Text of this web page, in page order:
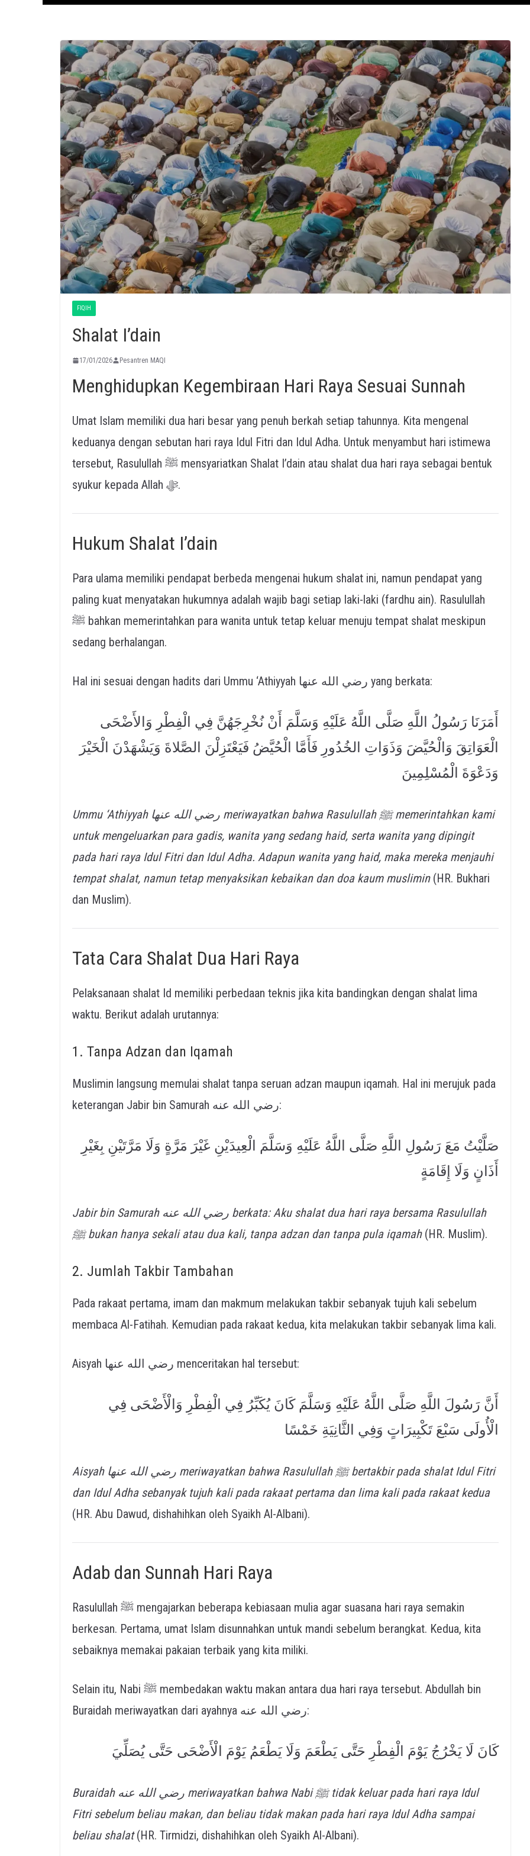
FIQIH
Shalat I’dain
17/01/2026 Pesantren MAQI
Menghidupkan Kegembiraan Hari Raya Sesuai Sunnah
Umat Islam memiliki dua hari besar yang penuh berkah setiap tahunnya. Kita mengenal
keduanya dengan sebutan hari raya Idul Fitri dan Idul Adha. Untuk menyambut hari istimewa
tersebut, Rasulullah ﷺ mensyariatkan Shalat I’dain atau shalat dua hari raya sebagai bentuk
syukur kepada Allah ﷻ.
Hukum Shalat I’dain
Para ulama memiliki pendapat berbeda mengenai hukum shalat ini, namun pendapat yang
paling kuat menyatakan hukumnya adalah wajib bagi setiap laki-laki (fardhu ain). Rasulullah
ﷺ bahkan memerintahkan para wanita untuk tetap keluar menuju tempat shalat meskipun
sedang berhalangan.
Hal ini sesuai dengan hadits dari Ummu ‘Athiyyah رضي الله عنها yang berkata:
أَمَرَنَا رَسُولُ اللَّهِ صَلَّى اللَّهُ عَلَيْهِ وَسَلَّمَ أَنْ نُخْرِجَهُنَّ فِي الْفِطْرِ وَالأَضْحَى
الْعَوَاتِقَ وَالْحُيَّضَ وَذَوَاتِ الخُدُورِ فَأَمَّا الْحُيَّضُ فَيَعْتَزِلْنَ الصَّلاةَ وَيَشْهَدْنَ الْخَيْرَ
وَدَعْوَةَ الْمُسْلِمِينَ
Ummu ‘Athiyyah رضي الله عنها meriwayatkan bahwa Rasulullah ﷺ memerintahkan kami
untuk mengeluarkan para gadis, wanita yang sedang haid, serta wanita yang dipingit
pada hari raya Idul Fitri dan Idul Adha. Adapun wanita yang haid, maka mereka menjauhi
tempat shalat, namun tetap menyaksikan kebaikan dan doa kaum muslimin(HR. Bukhari
dan Muslim).
Tata Cara Shalat Dua Hari Raya
Pelaksanaan shalat Id memiliki perbedaan teknis jika kita bandingkan dengan shalat lima
waktu. Berikut adalah urutannya:
1. Tanpa Adzan dan Iqamah
Muslimin langsung memulai shalat tanpa seruan adzan maupun iqamah. Hal ini merujuk pada
keterangan Jabir bin Samurah رضي الله عنه:
صَلَّيْتُ مَعَ رَسُولِ اللَّهِ صَلَّى اللَّهُ عَلَيْهِ وَسَلَّمَ الْعِيدَيْنِ غَيْرَ مَرَّةٍ وَلَا مَرَّتَيْنِ بِغَيْرِ
أَذَانٍ وَلَا إِقَامَةٍ
Jabir bin Samurah رضي الله عنه berkata: Aku shalat dua hari raya bersama Rasulullah
ﷺ bukan hanya sekali atau dua kali, tanpa adzan dan tanpa pula iqamah(HR. Muslim).
2. Jumlah Takbir Tambahan
Pada rakaat pertama, imam dan makmum melakukan takbir sebanyak tujuh kali sebelum
membaca Al-Fatihah. Kemudian pada rakaat kedua, kita melakukan takbir sebanyak lima kali.
Aisyah رضي الله عنها menceritakan hal tersebut:
أَنَّ رَسُولَ اللَّهِ صَلَّى اللَّهُ عَلَيْهِ وَسَلَّمَ كَانَ يُكَبِّرُ فِي الْفِطْرِ وَالْأَضْحَى فِي
الْأُولَى سَبْعَ تَكْبِيرَاتٍ وَفِي الثَّانِيَةِ خَمْسًا
Aisyah رضي الله عنها meriwayatkan bahwa Rasulullah ﷺ bertakbir pada shalat Idul Fitri
dan Idul Adha sebanyak tujuh kali pada rakaat pertama dan lima kali pada rakaat kedua
(HR. Abu Dawud, dishahihkan oleh Syaikh Al-Albani).
Adab dan Sunnah Hari Raya
Rasulullah ﷺ mengajarkan beberapa kebiasaan mulia agar suasana hari raya semakin
berkesan. Pertama, umat Islam disunnahkan untuk mandi sebelum berangkat. Kedua, kita
sebaiknya memakai pakaian terbaik yang kita miliki.
Selain itu, Nabi ﷺ membedakan waktu makan antara dua hari raya tersebut. Abdullah bin
Buraidah meriwayatkan dari ayahnya رضي الله عنه:
كَانَ لَا يَخْرُجُ يَوْمَ الْفِطْرِ حَتَّى يَطْعَمَ وَلَا يَطْعَمُ يَوْمَ الْأَضْحَى حَتَّى يُصَلِّيَ
Buraidah رضي الله عنه meriwayatkan bahwa Nabi ﷺ tidak keluar pada hari raya Idul
Fitri sebelum beliau makan, dan beliau tidak makan pada hari raya Idul Adha sampai
beliau shalat(HR. Tirmidzi, dishahihkan oleh Syaikh Al-Albani).